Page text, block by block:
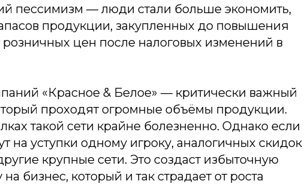
пессимизм — люди стали больше экономить,
продукции, закупленных до повышения
розничных цен после налоговых изменений в
«Красное & Белое» — критически важный
проходят огромные объёмы продукции.
такой сети крайне болезненно. Однако если
на уступки одному игроку, аналогичных скидок
крупные сети. Это создаст избыточную
бизнес, который и так страдает от роста